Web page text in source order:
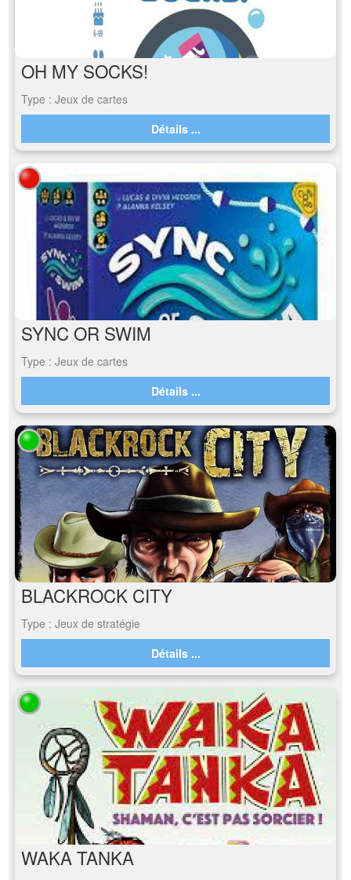
OH MY SOCKS!
Type : Jeux de cartes
Détails ...
SYNC OR SWIM
Type : Jeux de cartes
Détails ...
BLACKROCK CITY
Type : Jeux de stratégie
Détails ...
WAKA TANKA